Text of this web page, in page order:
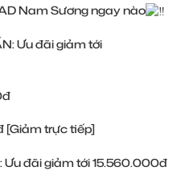
Nam Sương ngay nào
Ưu đãi giảm tới
trực tiếp]
Ưu đãi giảm tới 15.560.000đ